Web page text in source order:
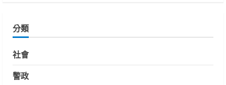
分類
社會
警政